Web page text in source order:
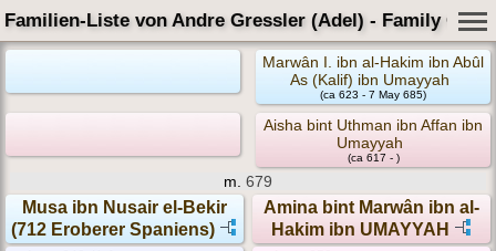
Familien-Liste von Andre Gressler (Adel) - Family Card
Marwân I. ibn al-Hakim ibn Abûl
As (Kalif) ibn Umayyah
(ca 623 - 7 May 685)
Aisha bint Uthman ibn Affan ibn
Umayyah
(ca 617 - )
m. 679
Musa ibn Nusair el-Bekir
(712 Eroberer Spaniens)
Amina bint Marwân ibn al-
Hakim ibn UMAYYAH